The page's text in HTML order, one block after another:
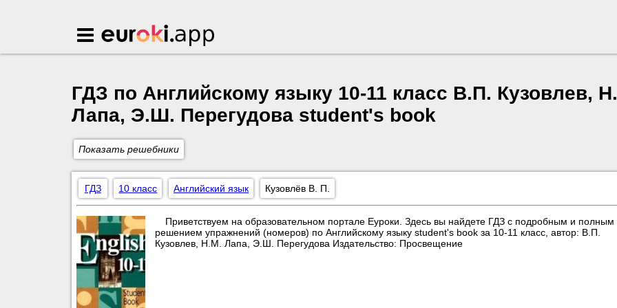
Euroki.app
ГДЗ по Английскому языку 10‐11 класс В.П. Кузовлев,
Лапа, Э.Ш. Перегудова student's book
Показать решебники
ГДЗ 10 класс Английский язык Кузовлёв В. П.
Приветствуем на образовательном портале Еуроки. Здесь вы найдете ГДЗ с подробным и полным
решением упражнений (номеров) по Английскому языку student's book за 10‐11 класс, автор: В.П.
Кузовлев, Н.М. Лапа, Э.Ш. Перегудова Издательство: Просвещение